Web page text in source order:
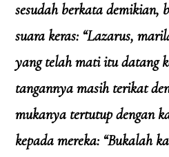
sesudah berkata demikian,
suara keras: “Lazarus,
yang telah mati itu datang
tangannya masih terikat
mukanya tertutup dengan
kepada mereka: “Bukalah